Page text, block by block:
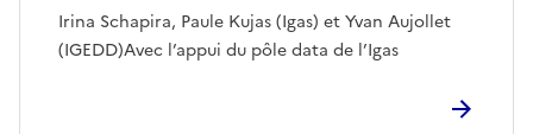
Irina Schapira, Paule Kujas (Igas) et Yvan Aujollet
(IGEDD)Avec l’appui du pôle data de l’Igas